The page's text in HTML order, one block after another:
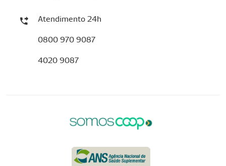
Atendimento 24h
0800 970 9087
4020 9087